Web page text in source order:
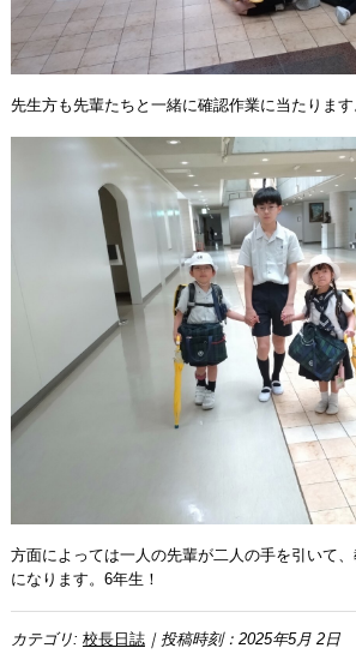
先生方も先輩たちと一緒に確認作業に当たります
方面によっては一人の先輩が二人の手を引いて
になります。6年生！
カテゴリ: 校長日誌｜投稿時刻：2025年5月 2日